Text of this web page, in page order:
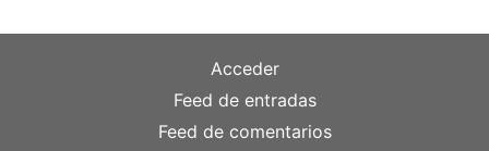
Acceder
Feed de entradas
Feed de comentarios